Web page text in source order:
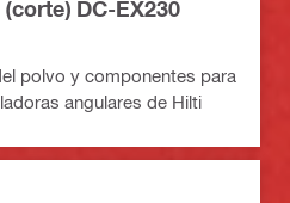
DC-EX230
polvo y componentes para
angulares de Hilti